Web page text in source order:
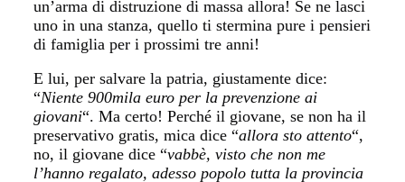
un’arma di distruzione di massa allora! Se ne lasci
uno in una stanza, quello ti stermina pure i pensieri
di famiglia per i prossimi tre anni!
E lui, per salvare la patria, giustamente dice:
“Niente 900mila euro per la prevenzione ai
giovani“. Ma certo! Perché il giovane, se non ha il
preservativo gratis, mica dice “allora sto attento“,
no, il giovane dice “vabbè, visto che non me
l’hanno regalato, adesso popolo tutta la provincia